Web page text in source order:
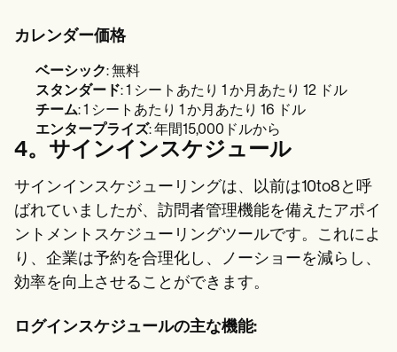
カレンダー価格
ベーシック: 無料
スタンダード: 1 シートあたり 1 か月あたり 12 ドル
チーム: 1 シートあたり 1 か月あたり 16 ドル
エンタープライズ: 年間15,000ドルから
4。サインインスケジュール
サインインスケジューリングは、以前は10to8と呼
ばれていましたが、訪問者管理機能を備えたアポイ
ントメントスケジューリングツールです。これによ
り、企業は予約を合理化し、ノーショーを減らし、
効率を向上させることができます。
ログインスケジュールの主な機能: